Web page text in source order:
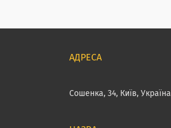
Сошенка, 34, Київ, Україна